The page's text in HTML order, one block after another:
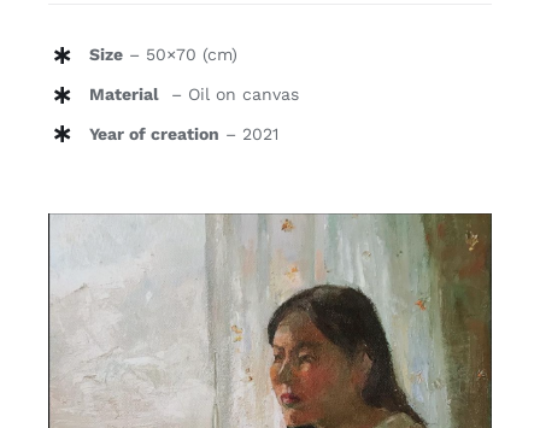
Contact
Size– 50×70 (cm)
Material– Oil on canvas
Year of creation – 2021